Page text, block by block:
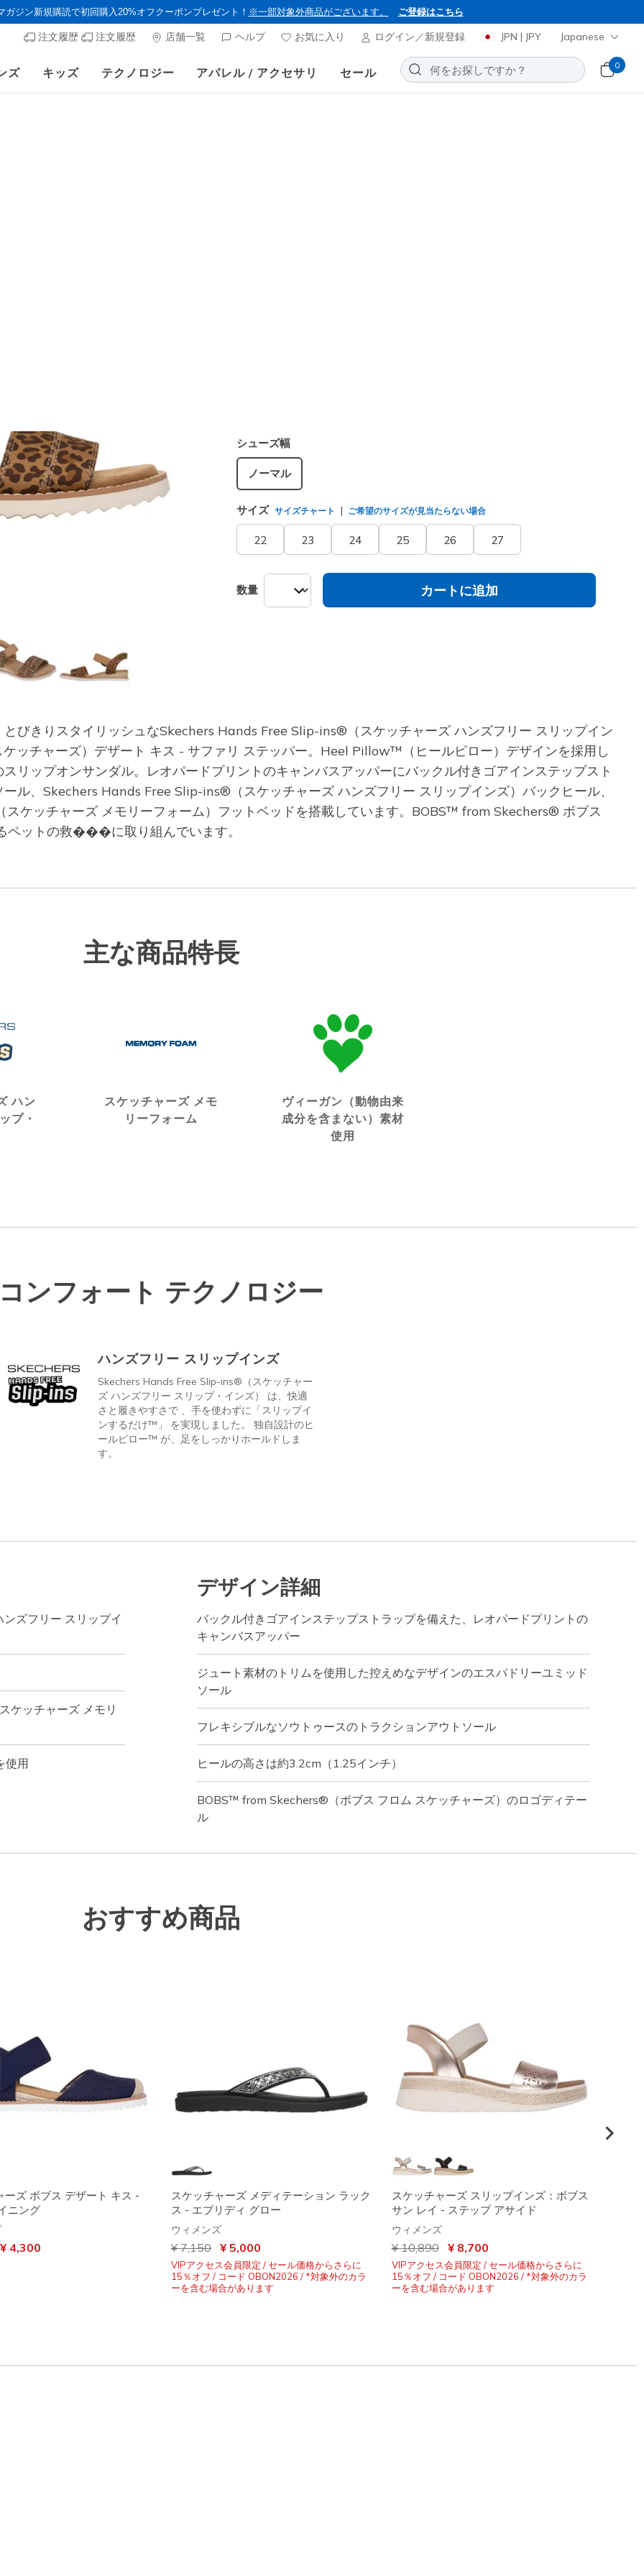
ジン新規購読で初回購入20%オフクーポンプレゼント！ ※一部対象外商品がございます。 ご登録はこちら
注文履歴 注文履歴 店舗一覧 ヘルプ お気に入り ログイン／新規登録 JPN | JPY Japanese
ズ キッズ テクノロジー アパレル / アクセサリ セール
0
シューズ幅
ノーマル
サイズ サイズチャート ご希望のサイズが見当たらない場合
22 23 24 25 26 27
数量 カートに追加
びきりスタイリッシュなSkechers Hands Free Slip-ins®（スケッチャーズ ハンズフリー スリップイン
ッチャーズ）デザート キス - サファリ ステッパー。Heel Pillow™（ヒールピロー）デザインを採用し
リップオンサンダル。レオパードプリントのキャンバスアッパーにバックル付きゴアインステップスト
ル、Skechers Hands Free Slip-ins®（スケッチャーズ ハンズフリー スリップインズ）バックヒール、
ケッチャーズ メモリーフォーム）フットベッドを搭載しています。BOBS™ from Skechers® ボブス
ペットの救���に取り組んでいます。
主な商品特長
ハン
プ・
スケッチャーズ メモ
リーフォーム
ヴィーガン（動物由来
成分を含まない）素材
使用
ンフォート テクノロジー
ハンズフリー スリップインズ
Skechers Hands Free Slip-ins®（スケッチャー
ズ ハンズフリー スリップ・インズ） は、快適
さと履きやすさで 、手を使わずに「スリップイ
ンするだけ™」 を実現しました。 独自設計のヒ
ールピロー™ が、足をしっかりホールドしま
す。
ズフリー スリップイ
ケッチャーズ メモリ
使用
デザイン詳細
バックル付きゴアインステップストラップを備えた、レオパードプリントの
キャンバスアッパー
ジュート素材のトリムを使用した控えめなデザインのエスパドリーユミッド
ソール
フレキシブルなソウトゥースのトラクションアウトソール
ヒールの高さは約3.2cm（1.25インチ）
BOBS™ from Skechers®（ボブス フロム スケッチャーズ）のロゴディテー
ル
おすすめ商品
ーズ ボブス デザート キス -
ニング
き
ら
¥ 4,300
スケッチャーズ メディテーション ラック
ス - エブリディ グロー
ウィメンズ
からの値引き
¥ 7,150 から
¥ 5,000
VIPアクセス会員限定 / セール価格からさらに
15％オフ / コード OBON2026 / *対象外のカラ
ーを含む場合があります
スケッチャーズ スリップインズ：ボブス
サン レイ - ステップ アサイド
ウィメンズ
からの値引き
¥ 10,890から
¥ 8,700
VIPアクセス会員限定 / セール価格からさらに
15％オフ / コード OBON2026 / *対象外のカラ
ーを含む場合があります